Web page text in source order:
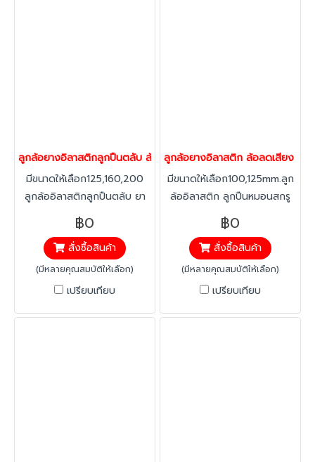
ลูกล้อยางอิลาสติกลูกปืนตลับ ล้อลดเสียง ล้อลดแรงสั่นสะเทือน ล้อไม่
มีขนาดให้เลือก125,160,200
ลูกล้ออิลาสติกลูกปืนตลับ ยา
งอิลาสติก ทนทาน ต่อสารคลอ
ลีน ลดแรงสะเทือน ได้มากกว่า
ทั่วไป เงียบ ลดเสียงได้
มากกว่า40% ทนทานต่อ
อุณหภูมิ -20 องศาถึง +60
฿0
สั่งซื้อสินค้า
(มีหลายคุณสมบัติให้เลือก)
เปรียบเทียบ
ลูกล้อยางอิลาสติก ล้อลดเสียง ล้อล
มีขนาดให้เลือก100,125mm.ลูก
ล้ออิลาสติก ลูกปืนหมอนสกรู
เบรก ยางอิลาสติก ทนทาน ต่อ
สารคลอลีน ลดแรงสะเทือน ได้
มากกว่าทั่วไป ทนทานต่อ
อุณหภูมิ -20 องศาถึง +60
องศา
฿0
สั่งซื้อสินค้า
(มีหลายคุณสมบัติให้เลือก)
เปรียบเทียบ